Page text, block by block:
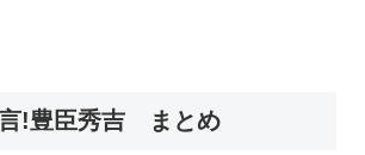
!豊臣秀吉 まとめ